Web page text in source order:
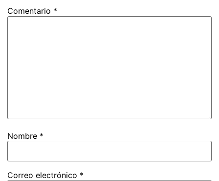
Comentario *
Nombre *
Correo electrónico *